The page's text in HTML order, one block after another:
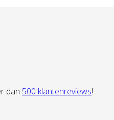
dan 500 klantenreviews!